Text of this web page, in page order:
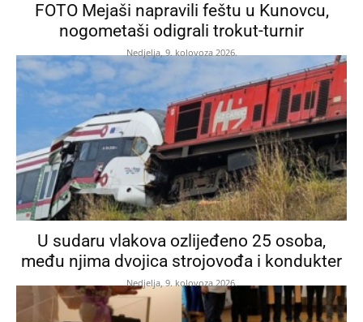
FOTO Mejaši napravili feštu u Kunovcu,
nogometaši odigrali trokut-turnir
Nedjelja, 9. kolovoza 2026.
U sudaru vlakova ozlijeđeno 25 osoba,
među njima dvojica strojovođa i kondukter
Nedjelja, 9. kolovoza 2026.